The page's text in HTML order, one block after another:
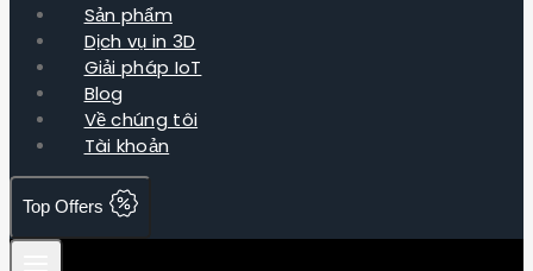
Sản phẩm
Dịch vụ in 3D
Giải pháp IoT
Blog
Về chúng tôi
Tài khoản
Top Offers